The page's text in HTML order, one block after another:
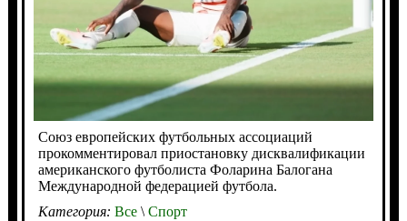
Союз европейских футбольных ассоциаций
прокомментировал приостановку дисквалификации
американского футболиста Фоларина Балогана
Международной федерацией футбола.
Категория: Все\Спорт